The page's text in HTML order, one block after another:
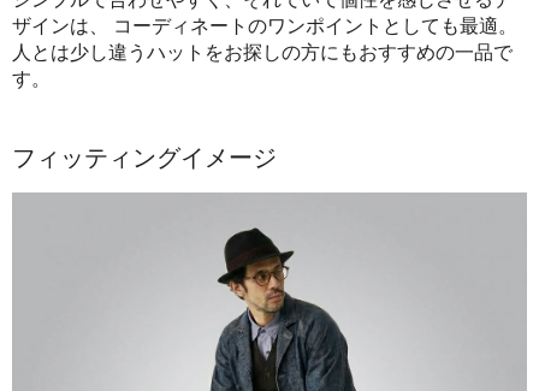
ザインは、 コーディネートのワンポイントとしても最適。
人とは少し違うハットをお探しの方にもおすすめの一品で
す。
フィッティングイメージ